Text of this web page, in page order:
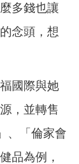
多錢也讓
念頭，想
國際與她
，並轉售
、「倫家會
品為例，